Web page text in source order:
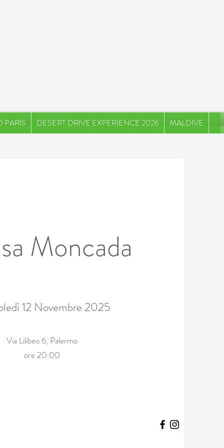
PARIS DESERT DRIVE EXPERIENCE 2026 MALDIVE
Moncada
12 Novembre 2025
Via Lilibeo 6, Palermo
ore 20:00